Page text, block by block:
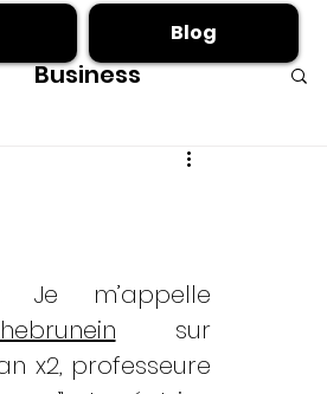
Business
: Je m’appelle
sur
x2, professeure
Blog